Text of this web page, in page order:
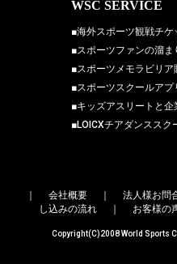
WSC SERVICE
■海外スポーツ観戦チケ
■スポーツファンの溜ま
■スポーツメモラビリア
■スポーツスクールアプ
■キッズアスリートと企
■LOICXチアダンススク
会社概要 法人様お問
し込みの流れ
お客様の
Copyright(C)2008 World Sports